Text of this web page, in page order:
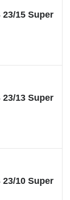
15 Super
13 Super
10 Super